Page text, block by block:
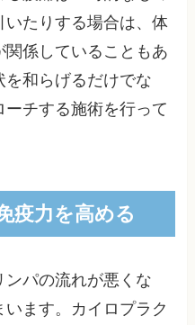
たりする場合は、体
係していることもあ
を和らげるだけでな
ーチする施術を行って
疫力を高める
パの流れが悪くな
ます。カイロプラク